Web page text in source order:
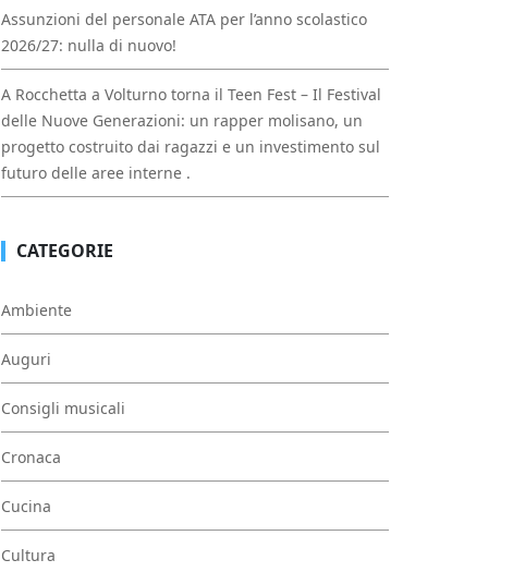
Assunzioni del personale ATA per l’anno scolastico
2026/27: nulla di nuovo!
A Rocchetta a Volturno torna il Teen Fest – Il Festival
delle Nuove Generazioni: un rapper molisano, un
progetto costruito dai ragazzi e un investimento sul
futuro delle aree interne .
CATEGORIE
Ambiente
Auguri
Consigli musicali
Cronaca
Cucina
Cultura